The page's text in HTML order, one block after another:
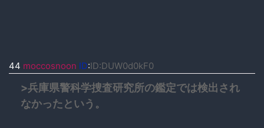
44 moccosnoon ID:ID:DUW0d0kF0
>兵庫県警科学捜査研究所の鑑定では検出され
なかったという。